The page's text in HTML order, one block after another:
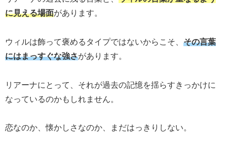
に見える場面があります。
ウィルは飾って褒めるタイプではないからこそ、 その言葉
にはまっすぐな強さがあります。
リアーナにとって、それが過去の記憶を揺らすきっかけに
なっているのかもしれません。
恋なのか、懐かしさなのか、まだはっきりしない。